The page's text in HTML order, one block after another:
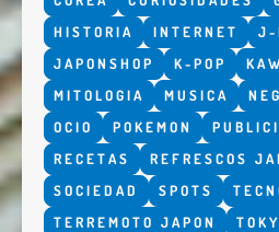
HISTORIA
INTERNET J-
JAPONSHOP
K-POP
MITOLOGIA
MUSICA
OCIO
POKEMON
RECETAS
REFRESCOS
SOCIEDAD
SPOTS
TERREMOTO JAPON